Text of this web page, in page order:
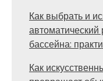
Как выбрать и
автоматический
бассейна:
Как